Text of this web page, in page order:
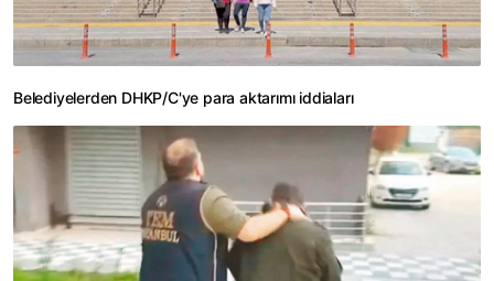
Belediyelerden DHKP/C'ye para aktarımı iddiaları